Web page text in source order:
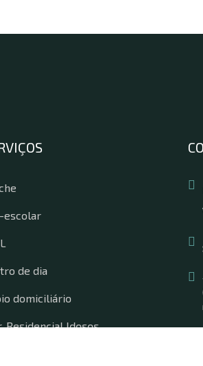
escolar
de dia
domiciliário
Residencial Idosos